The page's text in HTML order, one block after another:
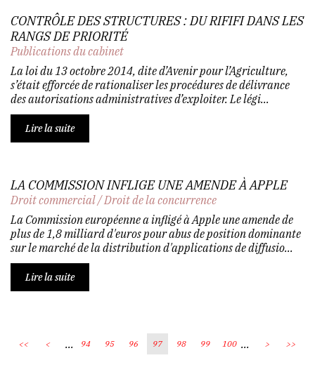
CONTRÔLE DES STRUCTURES : DU RIFIFI DANS LES
RANGS DE PRIORITÉ
Publications du cabinet
La loi du 13 octobre 2014, dite d’Avenir pour l’Agriculture,
s’était efforcée de rationaliser les procédures de délivrance
des autorisations administratives d’exploiter. Le légi...
Lire la suite
LA COMMISSION INFLIGE UNE AMENDE À APPLE
Droit commercial/Droit de la concurrence
La Commission européenne a infligé à Apple une amende de
plus de 1,8 milliard d'euros pour abus de position dominante
sur le marché de la distribution d'applications de diffusio...
Lire la suite
<< < ... 94 95 96 97 98 99 100 ... > >>